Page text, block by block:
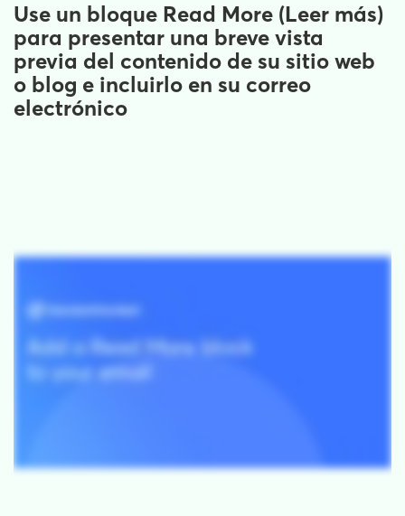
Use un bloque Read More (Leer más)
para presentar una breve vista
previa del contenido de su sitio web
o blog e incluirlo en su correo
electrónico